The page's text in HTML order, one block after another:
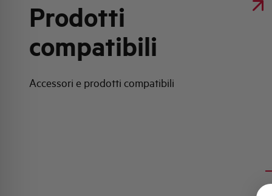
Prodotti
compatibili
Accessori e prodotti compatibili